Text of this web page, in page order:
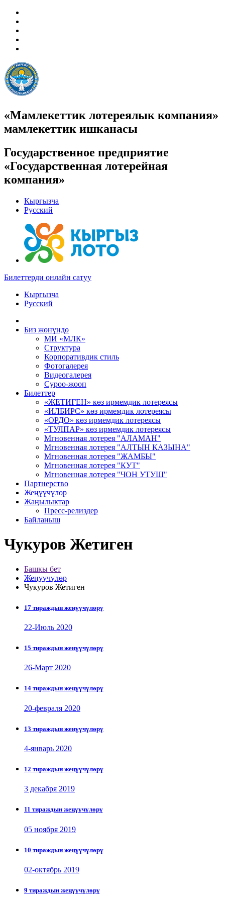
«Мамлекеттик лотереялык компания»
мамлекеттик ишканасы
Государственное предприятие
«Государственная лотерейная
компания»
Кыргызча
Русский
Билеттерди онлайн сатуу
Кыргызча
Русский
Биз жөнүндө
МИ «МЛК»
Структура
Корпоративдик стиль
Фотогалерея
Видеогалерея
Суроо-жооп
Билеттер
«ЖЕТИГЕН» көз ирмемдик лотереясы
«ИЛБИРС» көз ирмемдик лотереясы
«ОРДО» көз ирмемдик лотереясы
«ТУЛПАР» көз ирмемдик лотереясы
Мгновенная лотерея "АЛАМАН"
Мгновенная лотерея "АЛТЫН КАЗЫНА"
Мгновенная лотерея "ЖАМБЫ"
Мгновенная лотерея "КУТ"
Мгновенная лотерея "ЧОН УТУШ"
Партнерство
Жеңүүчүлөр
Жаңылыктар
Пресс-релиздер
Байланыш
Чукуров Жетиген
Башкы бет
Жеңүүчүлөр
Чукуров Жетиген
17 тираждын жеңүүчүлөрү
22-Июль 2020
15 тираждын жеңүүчүлөрү
26-Март 2020
14 тираждын жеңүүчүлөрү
20-февраля 2020
13 тираждын жеңүүчүлөрү
4-январь 2020
12 тираждын жеңүүчүлөрү
3 декабря 2019
11 тираждын жеңүүчүлөрү
05 ноября 2019
10 тираждын жеңүүчүлөрү
02-октябрь 2019
9 тираждын жеңүүчүлөрү